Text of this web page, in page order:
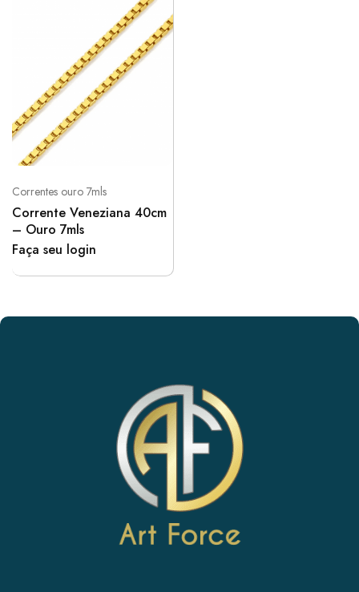
Correntes ouro 7mls
Corrente Veneziana 40cm
– Ouro 7mls
Faça seu login